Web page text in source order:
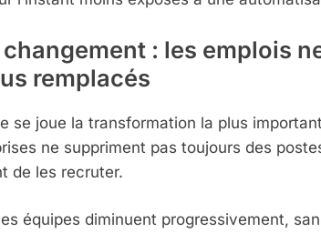
changement : les emplois
remplacés
se joue la transformation la plus
ne suppriment pas toujours des
de les recruter.
équipes diminuent progressivement,